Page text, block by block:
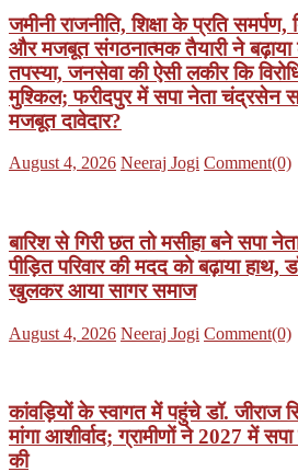
जमीनी राजनीति, शिक्षा के प्रति
और मजबूत संगठनात्मक तैयारी ने
तपस्या, जनसेवा की ऐसी लकीर कि
मुश्किल; फरीदपुर में सपा नेता चंद्रसेन
मजबूत दावेदार?
Posted
August 4, 2026 Author
Neeraj Jogi Comment(0)
बारिश से गिरी छत तो मसीहा बने सपा
पीड़ित परिवार की मदद को बढ़ाया
खुलकर आया सागर समाज
Posted
August 4, 2026 Author
Neeraj Jogi Comment(0)
कांवड़ियों के स्वागत में पहुंचे डॉ. जीराज
मांगा आशीर्वाद; ग्रामीणों ने 2027 में
की